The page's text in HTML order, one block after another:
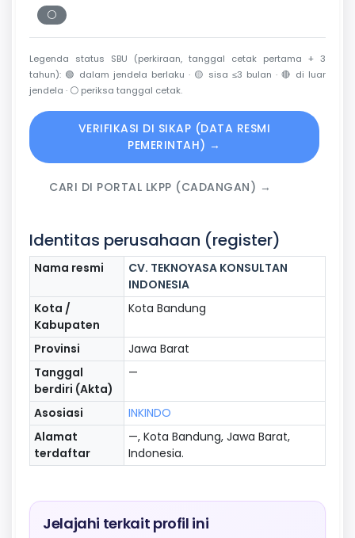
⚪
Periksa tanggal cetak
Legenda status SBU (perkiraan, tanggal cetak pertama + 3
tahun): 🟢 dalam jendela berlaku · 🟡 sisa ≤3 bulan · 🔴 di luar
jendela · ⚪ periksa tanggal cetak.
VERIFIKASI DI SIKAP (DATA RESMI
PEMERINTAH) →
CARI DI PORTAL LKPP (CADANGAN) →
Identitas perusahaan (register)
Nama resmi
CV. TEKNOYASA KONSULTAN
INDONESIA
Kota /
Kabupaten
Kota Bandung
Provinsi
Jawa Barat
Tanggal
berdiri (Akta)
—
Asosiasi
INKINDO
Alamat
terdaftar
—, Kota Bandung, Jawa Barat,
Indonesia.
Jelajahi terkait profil ini